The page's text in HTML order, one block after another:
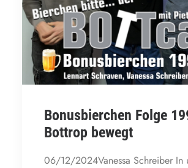
Bonusbierchen Folge
Bottrop bewegt
06/12/2024Vanessa Schreiber In